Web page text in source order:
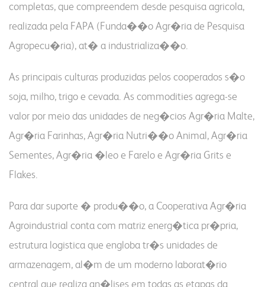
sustentabilidade nossa conduta
v�deo nossa conduta
c�digo de conduta
fornecedores
seja fornecedor
responsabilidade social
nossa cultura
autoavalia��o
servi�os e sistemas
outlook
portal do cooperado
assist�ncia t�cnica
portal do colaborador
portal do crm
not�cias
farinhas
uso profissional
uso dom�stico
laudos
portf�lio digital
portf�lio resumido
onde encontrar
grits e flakes
produtos
laudos
contatos
bms
completas, que compreendem desde pesquisa agricola,
realizada pela FAPA (Funda��o Agr�ria de Pesquisa
Agropecu�ria), at� a industrializa��o.
As principais culturas produzidas pelos cooperados s�o
soja, milho, trigo e cevada. As commodities agrega-se
valor por meio das unidades de neg�cios Agr�ria Malte,
Agr�ria Farinhas, Agr�ria Nutri��o Animal, Agr�ria
Sementes, Agr�ria �leo e Farelo e Agr�ria Grits e
Flakes.
Para dar suporte � produ��o, a Cooperativa Agr�ria
Agroindustrial conta com matriz energ�tica pr�pria,
estrutura logistica que engloba tr�s unidades de
armazenagem, al�m de um moderno laborat�rio
central que realiza an�lises em todas as etapas da